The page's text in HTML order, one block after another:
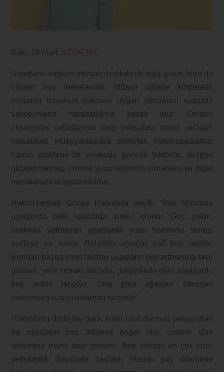
Bakı, 29 mart, AZƏRTAC
Uşaqların sağlam inkişafı dedikdə ilk ağla gələn həm də
onların boy məsələsidir. Müasir dövrdə körpələrin
çoxunun boyunun çəkisinə uyğun olmaması xüsusilə
valideynlərin narahatlığına səbəb olur. Onların
əksəriyyəti övladlarının ləng inkişafına mane törədən
məsələləri müəyyənləşdirə bilmirlər. Həkim-pediatrlar
həmin problemi ilk növbədə genetik faktorlar, düzgün
qidalanmamaq, normal yuxu rejiminin olmaması və digər
məsələlərlə əlaqələndirirlər.
Həkim-pediatr Günay Rəsulova deyib: “Boy hormonu
uşaqlarda bəlli saatlarda sintez olunur. Gec yatan,
vaxtında yatmayan uşaqlarda yuxu hormonu sintezi
zəifləyir və azalır. Beləliklə uşaqlar zəif boy artırlar.
Bundan başqa stres faktoru uşaqların boy artmasına təsir
göstərir, yəni xroniki stresdə, gərginlikdə olan uşaqlarda
boy artımı ləngiyir. Ona görə uşaqları stresdən
maksimum uzaq saxlamaq lazımdır”.
Həkimlərin dediyinə görə, hətta bəzi dərman preparatları
da uşaqların boy artımına əngəl olur, onların sinir
sisteminə mənfi təsir göstərir. Boy inkişafı ən çox cinsi
yetişkənlik dövründə başlayır. Həmin yaş dövründə